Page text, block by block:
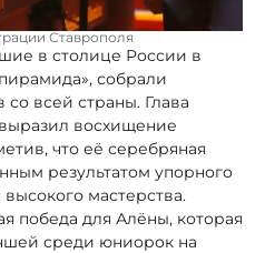
Ставрополя
в столице России в
собрали
всей страны. Глава
восхищение
что её серебряная
результатом упорного
мастерства.
победа для Алёны, которая
среди юниорок на